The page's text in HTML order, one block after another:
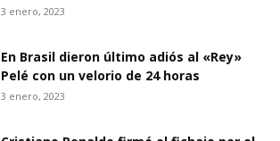
3 enero, 2023
En Brasil dieron último adiós al «Rey»
Pelé con un velorio de 24 horas
3 enero, 2023